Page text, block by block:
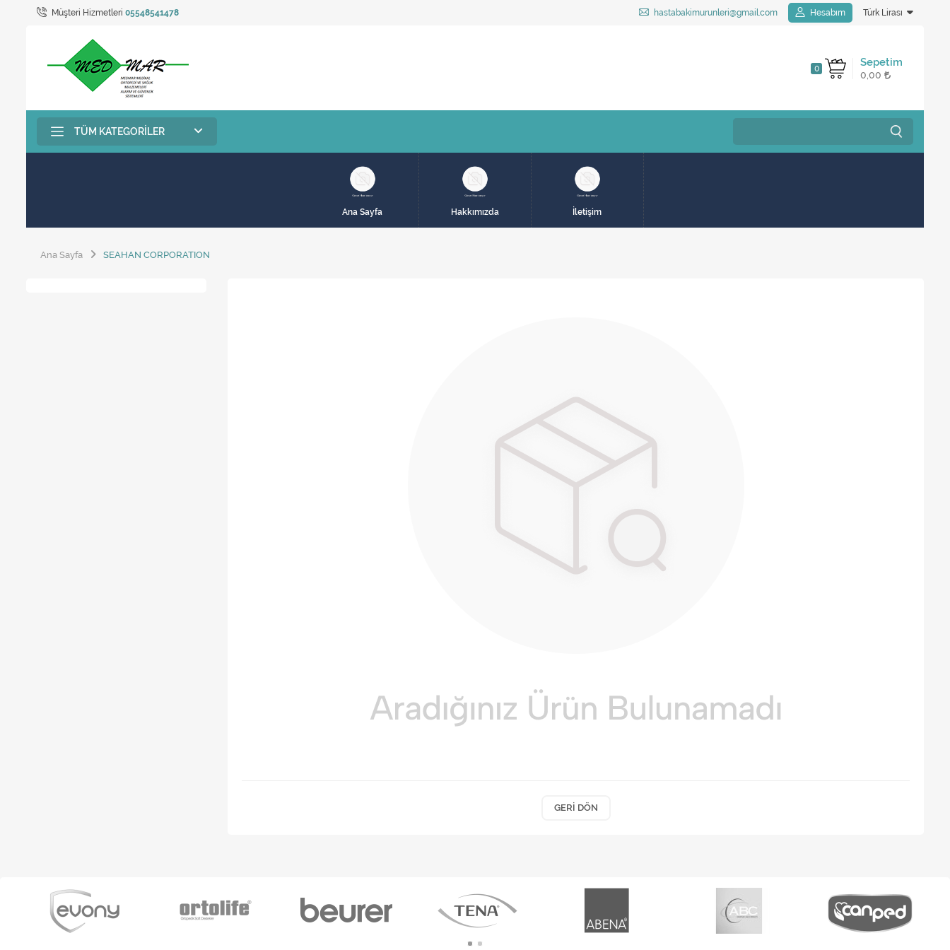
Müşteri Hizmetleri 05548541478 hastabakimurunleri@gmail.com Hesabım Türk Lirası
Sepetim
0
0,00
TÜM KATEGORILER
Ana Sayfa Hakkımızda İletişim
Ana Sayfa SEAHAN CORPORATION
GERI DÖN